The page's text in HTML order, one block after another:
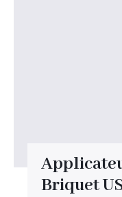
Briquet